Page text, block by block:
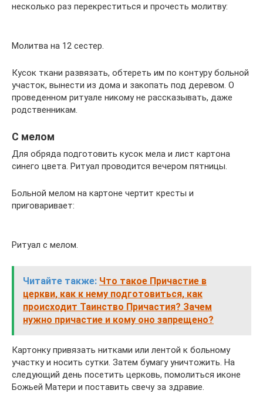
несколько раз перекреститься и прочесть молитву:
Молитва на 12 сестер.
Кусок ткани развязать, обтереть им по контуру больной
участок, вынести из дома и закопать под деревом. О
проведенном ритуале никому не рассказывать, даже
родственникам.
С мелом
Для обряда подготовить кусок мела и лист картона
синего цвета. Ритуал проводится вечером пятницы.
Больной мелом на картоне чертит кресты и
приговаривает:
Ритуал с мелом.
Читайте также: Что такое Причастие в
церкви, как к нему подготовиться, как
происходит Таинство Причастия? Зачем
нужно причастие и кому оно запрещено?
Картонку привязать нитками или лентой к больному
участку и носить сутки. Затем бумагу уничтожить. На
следующий день посетить церковь, помолиться иконе
Божьей Матери и поставить свечу за здравие.